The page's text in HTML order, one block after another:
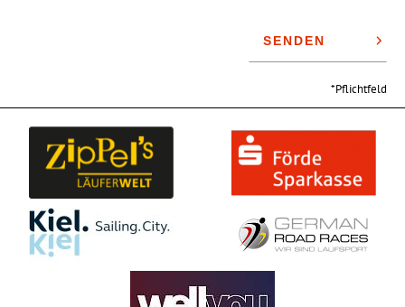
SENDEN
Pflichtfeld